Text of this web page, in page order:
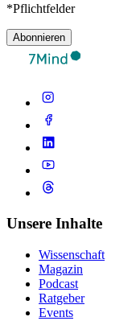
*Pflichtfelder
Abonnieren
Unsere Inhalte
Wissenschaft
Magazin
Podcast
Ratgeber
Events